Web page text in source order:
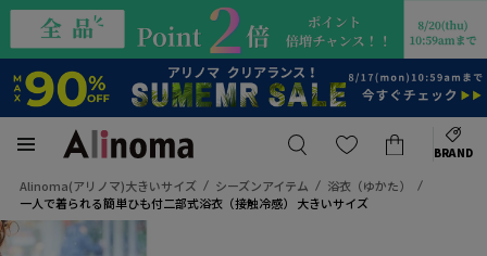
BRAND
Alinoma(アリノマ)大きいサイズ シーズンアイテム
浴衣（ゆかた）
一人で着られる簡単ひも付二部式浴衣（接触冷感） 大きいサイズ